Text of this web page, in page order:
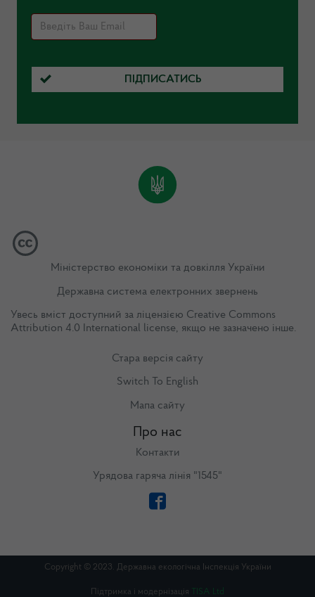
ПІДПИСАТИСЬ
Міністерство економіки та довкілля України
Державна система електронних звернень
Увесь вміст доступний за ліцензією Creative Commons
Attribution 4.0 International license, якщо не зазначено інше.
Стара версія сайту
Switch To English
Мапа сайту
Про нас
Контакти
Урядова гаряча лінія "1545"
Copyright © 2023. Державна екологічна Інспекція України
Підтримка і модернізація TISA Ltd